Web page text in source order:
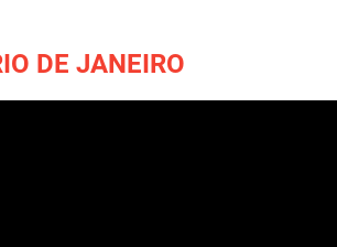
DE JANEIRO